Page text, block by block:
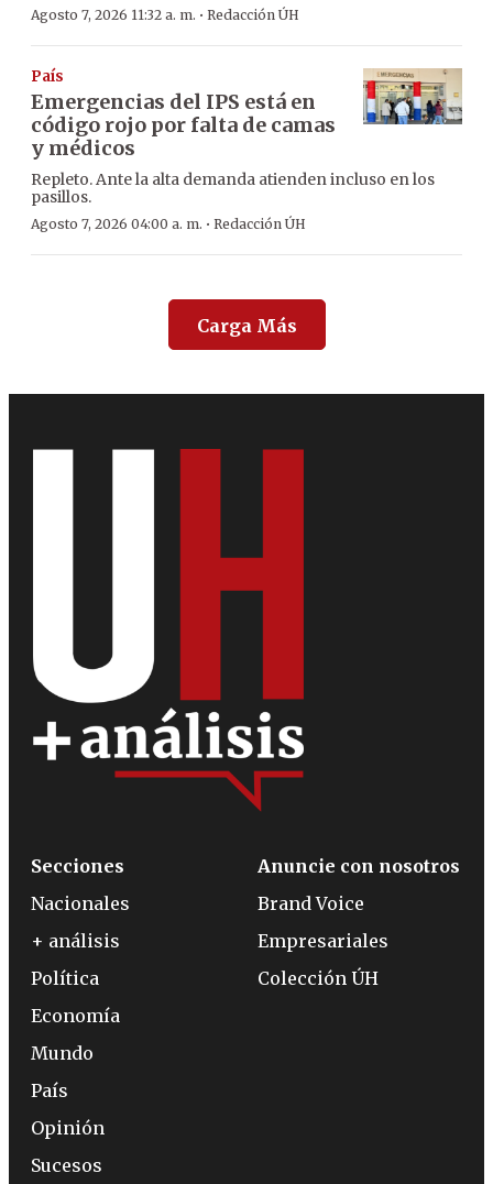
Agosto 7, 2026 11:32 a. m. · Redacción ÚH
País
Emergencias del IPS está en
código rojo por falta de camas
y médicos
Repleto. Ante la alta demanda atienden incluso en los
pasillos.
Agosto 7, 2026 04:00 a. m. · Redacción ÚH
Carga Más
Secciones
Nacionales
+ análisis
Política
Economía
Mundo
País
Opinión
Sucesos
Anuncie con nosotros
Brand Voice
Empresariales
Colección ÚH